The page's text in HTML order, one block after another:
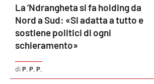
Vibo Valentia
Reggio Calabria
Cosenza
La ’Ndrangheta si fa holding da
Nord a Sud: «Si adatta a tutto e
sostiene politici di ogni
schieramento»
P. P. P.